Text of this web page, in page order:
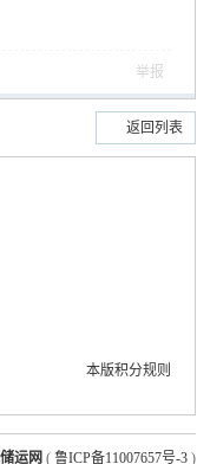
举报
返回列表
本版积分规则
运网 ( 鲁ICP备11007657号-3 )